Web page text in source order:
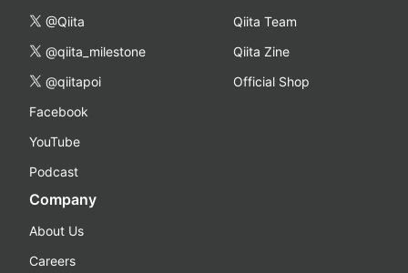
@Qiita
@qiita_milestone
@qiitapoi
Facebook
YouTube
Podcast
Qiita Team
Qiita Zine
Official Shop
Company
About Us
Careers